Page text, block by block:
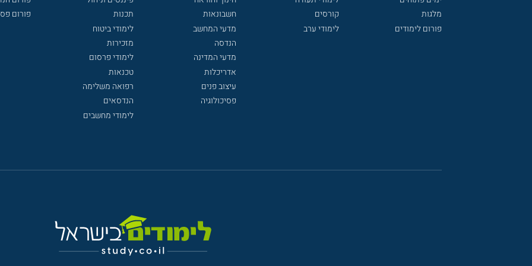
מלגות
פורום לימודים
קורסים
לימודי ערב
חשבונאות
מדעי המחשב
הנדסה
מדעי המדינה
אדריכלות
עיצוב פנים
פסיכולוגיה
תכנות
לימודי ביטוח
מזכירות
לימודי פרסום
טכנאות
רפואה משלימה
הנדסאים
לימודי מחשבים
פורום